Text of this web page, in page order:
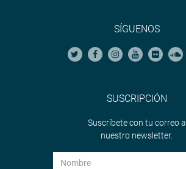
SÍGUENOS
SUSCRIPCIÓN
Suscríbete con tu correo a
nuestro newsletter.